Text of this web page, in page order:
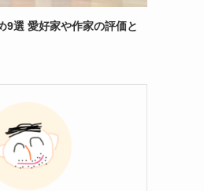
9選 愛好家や作家の評価と